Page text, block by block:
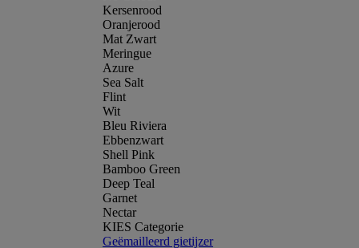
Kersenrood
Oranjerood
Mat Zwart
Meringue
Azure
Sea Salt
Flint
Wit
Bleu Riviera
Ebbenzwart
Shell Pink
Bamboo Green
Deep Teal
Garnet
Nectar
KIES Categorie
Geëmailleerd gietijzer